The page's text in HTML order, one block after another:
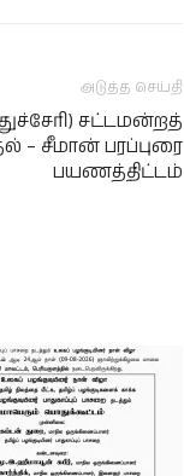
அடுத்த செய்தி
சட்டமன்றத்
– சீமான் பரப்புரை
பயணத்திட்டம்